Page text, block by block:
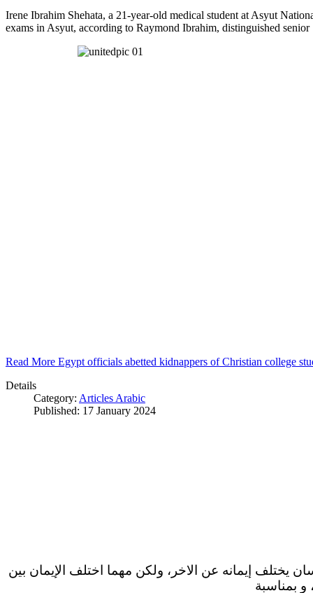
Irene Ibrahim Shehata, a 21-year-old medical student at Asyut
exams in Asyut, according to Raymond Ibrahim, distinguished
Read More Egypt officials abetted kidnappers of Christian college
Details
Category: Articles Arabic
Published: 17 January 2024
يختلف إيمانه عن الاخر، ولكن مهما اختلف الإيمان بين
و بمناسبة